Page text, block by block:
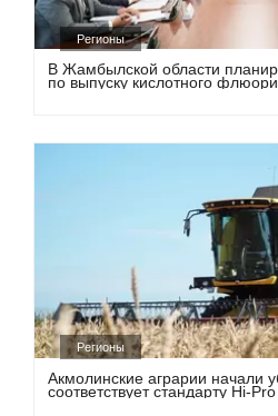
Регионы
В Жамбылской области
по выпуску кислотного
Регионы
Акмолинские аграрии начали
соответствует стандарту Hi-Pro